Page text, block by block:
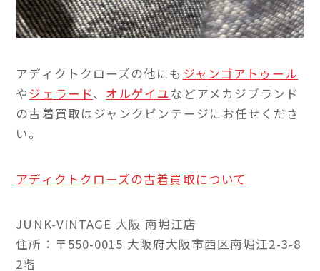
アディクトクローズの他にも ジャンゴアトゥール
やジェラード、 オルゲイユなどアメカジブランド
の古着買取はジャンクビンテージにお任せくださ
い。
アディクトクローズの古着買取について
JUNK-VINTAGE 大阪 南堀江店
住所：〒550-0015 大阪府大阪市西区南堀江2-3-8
2階